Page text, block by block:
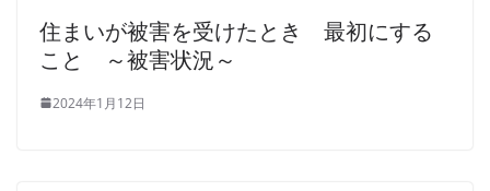
住まいが被害を受けたとき 最初にする
こと ～被害状況～
2024年1月12日